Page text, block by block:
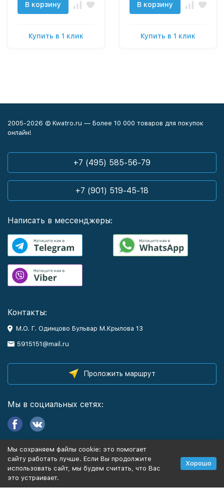
В корзину
Купить в 1 клик
В корзину
Купить в 1 клик
2005-2026 © Kwatro.ru — Более 10 000 товаров для покупок
онлайн!
+7 (495) 585-56-79
+7 (901) 519-45-18
Написать в мессенджеры:
Контакты:
М.О. Г. Одинцово Бульвар М.Крылова 13
5915151@mail.ru
Проложить маршрут
Мы в социальных сетях:
Информация
Политика персональных данных
Мы сохраняем файлы cookie: это помогает
сайту работать лучше. Если Вы продолжите
использовать сайт, мы будем считать, что Вас
это устраивает.
Хорошо